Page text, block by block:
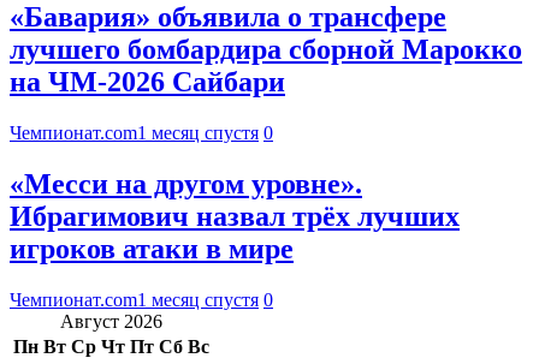
«Бавария» объявила о трансфере
лучшего бомбардира сборной Марокко
на ЧМ-2026 Сайбари
Чемпионат.com1 месяц спустя 0
«Месси на другом уровне».
Ибрагимович назвал трёх лучших
игроков атаки в мире
Чемпионат.com1 месяц спустя 0
Август 2026
Пн Вт Ср Чт Пт Сб Вс